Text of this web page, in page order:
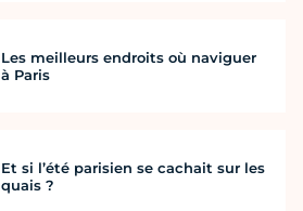
Les meilleurs endroits où naviguer
à Paris
Et si l’été parisien se cachait sur les
quais ?